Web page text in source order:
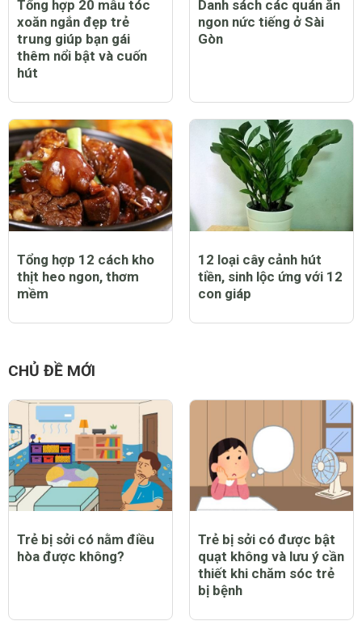
Tổng hợp 20 mẫu tóc
xoăn ngắn đẹp trẻ
trung giúp bạn gái
thêm nổi bật và cuốn
hút
Danh sách các quán ăn
ngon nức tiếng ở Sài
Gòn
Tổng hợp 12 cách kho
thịt heo ngon, thơm
mềm
12 loại cây cảnh hút
tiền, sinh lộc ứng với 12
con giáp
CHỦ ĐỀ MỚI
Trẻ bị sởi có nằm điều
hòa được không?
Trẻ bị sởi có được bật
quạt không và lưu ý cần
thiết khi chăm sóc trẻ
bị bệnh